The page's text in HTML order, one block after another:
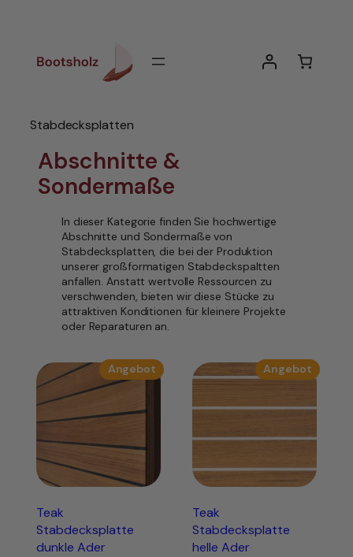
Stabdecksplatten
Abschnitte &
Sondermaße
In dieser Kategorie finden Sie hochwertige
Abschnitte und Sondermaße von
Stabdecksplatten, die bei der Produktion
unserer großformatigen Stabdeckspaltten
anfallen. Anstatt wertvolle Ressourcen zu
verschwenden, bieten wir diese Stücke zu
attraktiven Konditionen für kleinere Projekte
oder Reparaturen an.
AngebotProdukt
im
Teak
Stabdecksplatte
dunkle Ader
Angebot
im
Teak
Stabdecksplatte
helle Ader